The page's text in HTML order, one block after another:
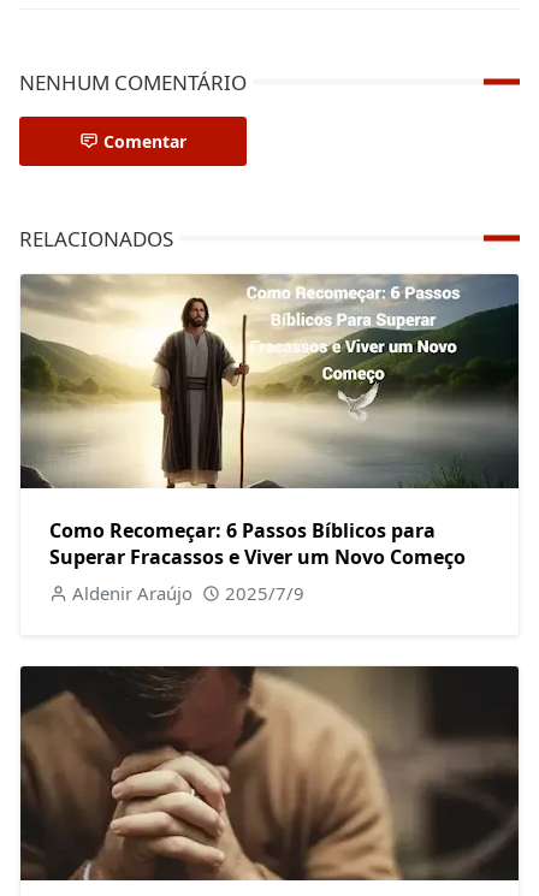
NENHUM COMENTÁRIO
Comentar
RELACIONADOS
Como Recomeçar: 6 Passos Bíblicos para
Superar Fracassos e Viver um Novo Começo
Aldenir Araújo 2025/7/9